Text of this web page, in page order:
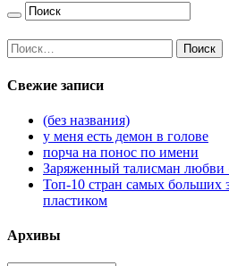
Найти:
Свежие записи
(без названия)
у меня есть демон в голове
порча на понос по имени
Заряженный талисман любви
Топ-10 стран самых больших
пластиком
Архивы